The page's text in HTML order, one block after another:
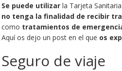
Se puede utilizar la Tarjeta
no tenga la finalidad de recibir
como tratamientos de
Aquí os dejo un post en el que os
Seguro de viaje